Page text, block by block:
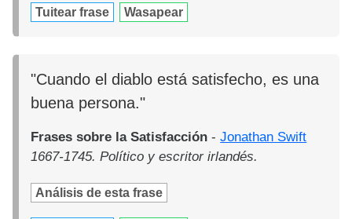
Tuitear frase Wasapear
"Cuando el diablo está satisfecho, es una
buena persona."
Frases sobre la Satisfacción -Jonathan Swift
1667-1745. Político y escritor irlandés.
Análisis de esta frase